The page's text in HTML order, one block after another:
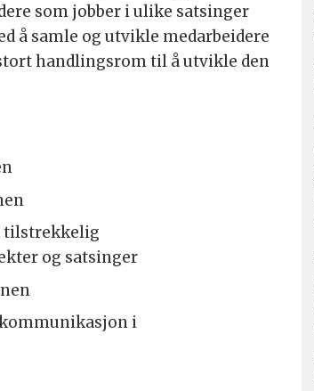
som jobber i ulike satsinger
å samle og utvikle medarbeidere
handlingsrom til å utvikle den
tilstrekkelig
og satsinger
i